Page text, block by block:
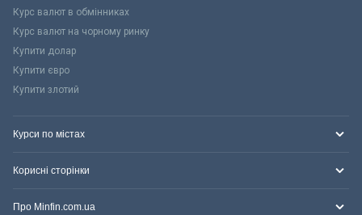
Курс валют в обмінниках
Курс валют на чорному ринку
Купити долар
Купити євро
Купити злотий
Курси по містах
Корисні сторінки
Про Minfin.com.ua